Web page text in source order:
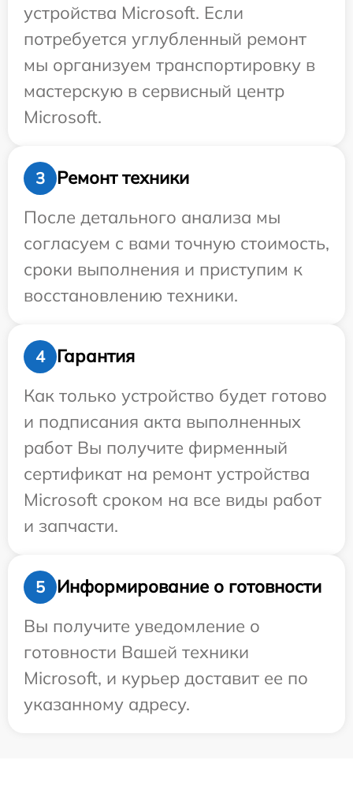
устройства Microsoft. Если
потребуется углубленный ремонт
мы организуем транспортировку в
мастерскую в сервисный центр
Microsoft.
3
Ремонт техники
После детального анализа мы
согласуем с вами точную стоимость,
сроки выполнения и приступим к
восстановлению техники.
4
Гарантия
Как только устройство будет готово
и подписания акта выполненных
работ Вы получите фирменный
сертификат на ремонт устройства
Microsoft сроком на все виды работ
и запчасти.
5
Информирование о готовности
Вы получите уведомление о
готовности Вашей техники
Microsoft, и курьер доставит ее по
указанному адресу.